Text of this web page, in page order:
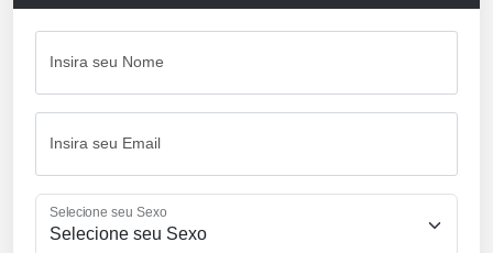
Insira seu Nome
Insira seu Email
Selecione seu Sexo